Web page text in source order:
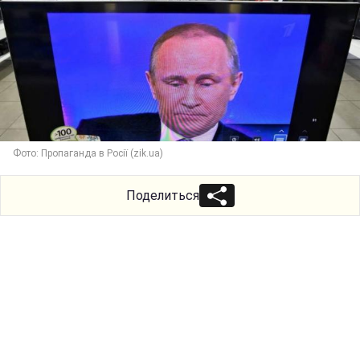
Фото: Пропаганда в Росії (zik.ua)
Поделиться